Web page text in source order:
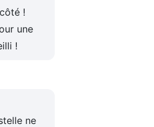
!
une
!
ne